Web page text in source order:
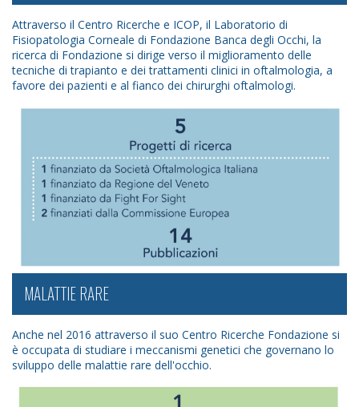
Attraverso il Centro Ricerche e ICOP, il Laboratorio di
Fisiopatologia Corneale di Fondazione Banca degli Occhi, la
ricerca di Fondazione si dirige verso il miglioramento delle
tecniche di trapianto e dei trattamenti clinici in oftalmologia, a
favore dei pazienti e al fianco dei chirurghi oftalmologi.
MALATTIE RARE
Anche nel 2016 attraverso il suo Centro Ricerche Fondazione si
è occupata di studiare i meccanismi genetici che governano lo
sviluppo delle malattie rare dell'occhio.